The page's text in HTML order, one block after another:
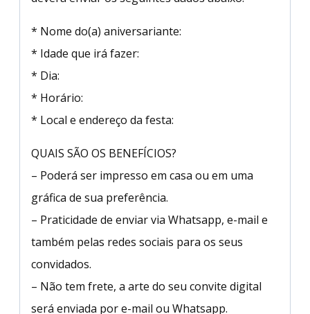
* Nome do(a) aniversariante:
* Idade que irá fazer:
* Dia:
* Horário:
* Local e endereço da festa:
QUAIS SÃO OS BENEFÍCIOS?
– Poderá ser impresso em casa ou em uma
gráfica de sua preferência.
– Praticidade de enviar via Whatsapp, e-mail e
também pelas redes sociais para os seus
convidados.
– Não tem frete, a arte do seu convite digital
será enviada por e-mail ou Whatsapp.